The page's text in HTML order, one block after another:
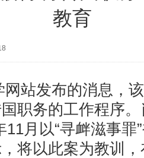
教育
站发布的消息，
职务的工作程序
11月以“寻衅滋事罪
将以此案为教训